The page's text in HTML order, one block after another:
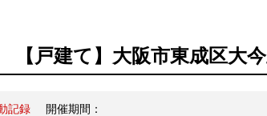
【戸建て】大阪市東成区大
記録 開催期間：